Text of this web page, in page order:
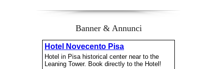
Banner & Annunci